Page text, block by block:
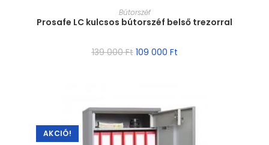
MÉRET VÁLASZTÁSA
Bútorszéf
Prosafe LC kulcsos bútorszéf belső trezorral
139 000Ft 109 000 Ft
AKCIÓ!